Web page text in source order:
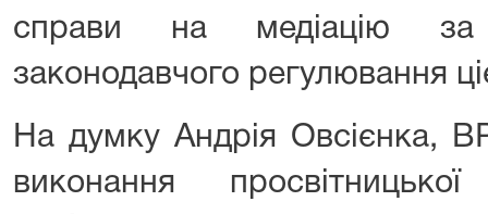
справи на медіацію за
законодавчого регулювання
На думку Андрія Овсієнка,
виконання